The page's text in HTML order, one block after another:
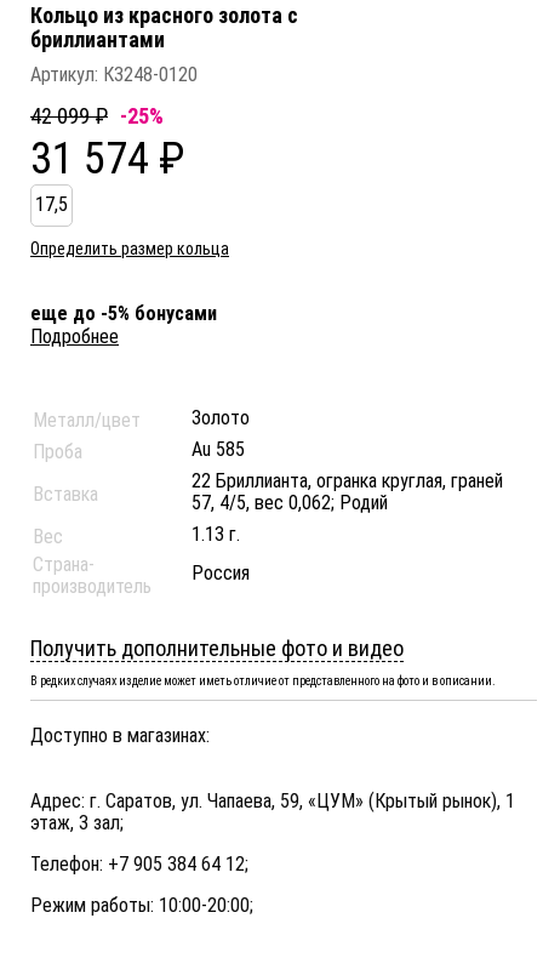
Кольцо из красного золота c
бриллиантами
Артикул: К3248-0120
42 099 ₽ -25%
31 574 ₽
17,5
Определить размер кольца
еще до -5% бонусами
Подробнее
Металл/цвет
Золото
Проба
Au 585
Вставка
22 Бриллианта, огранка круглая, граней
57, 4/5, вес 0,062; Родий
Вес
1.13 г.
Страна-
производитель
Россия
Получить дополнительные фото и видео
В редких случаях изделие может иметь отличие от представленного на фото и в описании.
Доступно в магазинах:
Адрес: г. Саратов, ул. Чапаева, 59, «ЦУМ» (Крытый рынок), 1
этаж, 3 зал;
Телефон: +7 905 384 64 12;
Режим работы: 10:00-20:00;